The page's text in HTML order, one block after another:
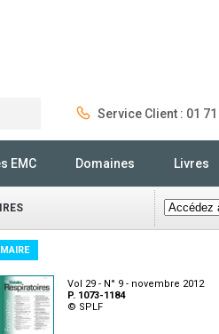
Service Client : 01
EMC Domaines Livres
Vol 29 - N° 9 - novembre 2012
P. 1073-1184
© SPLF